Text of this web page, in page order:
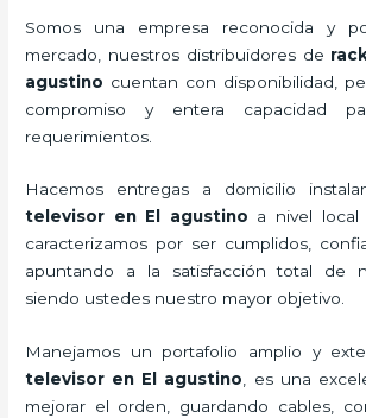
Somos una empresa reconocida y
mercado, nuestros distribuidores de
agustino cuentan con disponibilidad,
compromiso y entera capacidad
requerimientos.
Hacemos entregas a domicilio
televisor en El agustino a nivel local
caracterizamos por ser cumplidos,
apuntando a la satisfacción total de
siendo ustedes nuestro mayor objetivo.
Manejamos un portafolio amplio y
televisor en El agustino, es una
mejorar el orden, guardando cables,